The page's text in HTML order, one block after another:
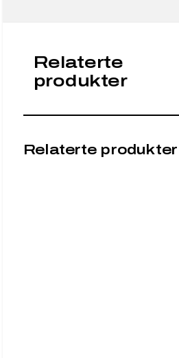
Relaterte
produkter
Relaterte produkter